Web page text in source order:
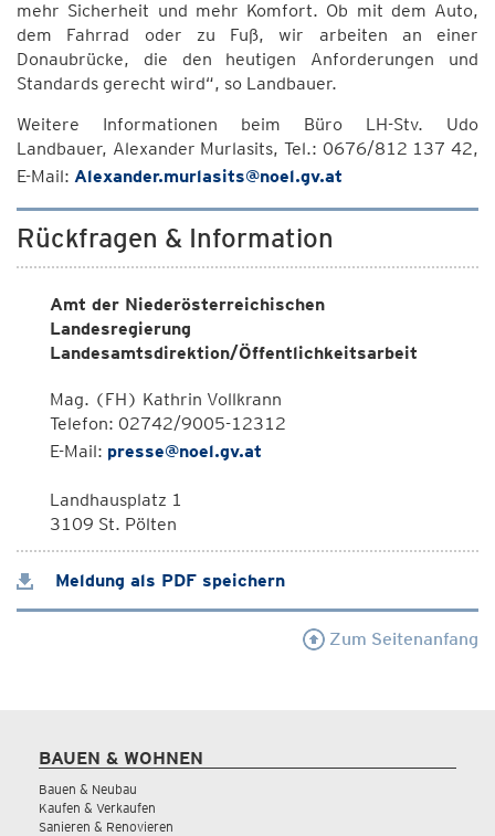
mehr Sicherheit und mehr Komfort. Ob mit dem Auto,
dem Fahrrad oder zu Fuß, wir arbeiten an einer
Donaubrücke, die den heutigen Anforderungen und
Standards gerecht wird“, so Landbauer.
Weitere Informationen beim Büro LH-Stv. Udo
Landbauer, Alexander Murlasits, Tel.: 0676/812 137 42,
E-Mail: Alexander.murlasits@noel.gv.at
Rückfragen & Information
Amt der Niederösterreichischen
Landesregierung
Landesamtsdirektion/Öffentlichkeitsarbeit
Mag. (FH) Kathrin Vollkrann
Telefon: 02742/9005-12312
E-Mail: presse@noel.gv.at
Landhausplatz 1
3109 St. Pölten
Meldung als PDF speichern
Zum Seitenanfang
BAUEN & WOHNEN
Bauen & Neubau
Kaufen & Verkaufen
Sanieren & Renovieren